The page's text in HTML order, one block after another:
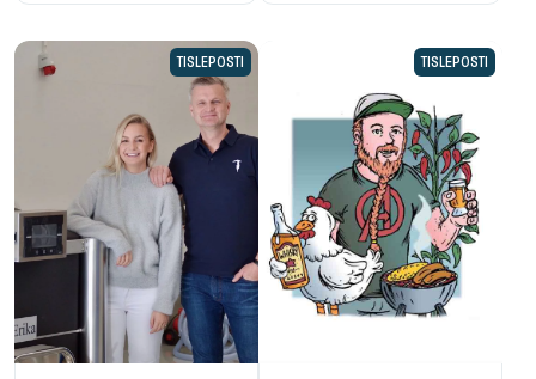
TISLEPOSTI TISLEPOSTI